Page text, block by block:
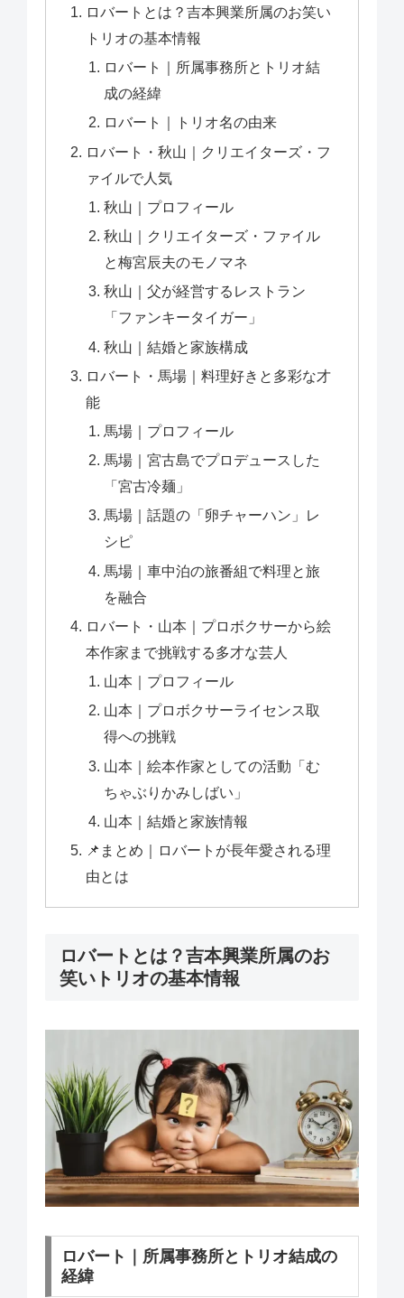
ロバートとは？吉本興業所属のお笑い
トリオの基本情報
ロバート｜所属事務所とトリオ結
成の経緯
ロバート｜トリオ名の由来
ロバート・秋山｜クリエイターズ・フ
ァイルで人気
秋山｜プロフィール
秋山｜クリエイターズ・ファイル
と梅宮辰夫のモノマネ
秋山｜父が経営するレストラン
「ファンキータイガー」
秋山｜結婚と家族構成
ロバート・馬場｜料理好きと多彩な才
能
馬場｜プロフィール
馬場｜宮古島でプロデュースした
「宮古冷麺」
馬場｜話題の「卵チャーハン」レ
シピ
馬場｜車中泊の旅番組で料理と旅
を融合
ロバート・山本｜プロボクサーから絵
本作家まで挑戦する多才な芸人
山本｜プロフィール
山本｜プロボクサーライセンス取
得への挑戦
山本｜絵本作家としての活動「む
ちゃぶりかみしばい」
山本｜結婚と家族情報
📌まとめ｜ロバートが長年愛される理
由とは
ロバートとは？吉本興業所属のお
笑いトリオの基本情報
ロバート｜所属事務所とトリオ結成の
経緯